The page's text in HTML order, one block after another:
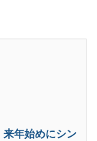
年始めにシン